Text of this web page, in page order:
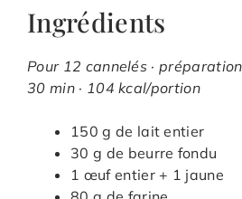
Ingrédients
Pour 12 cannelés ·
30 min · 104 kcal/portion
150 g de lait entier
30 g de beurre fondu
1 œuf entier + 1 jaune